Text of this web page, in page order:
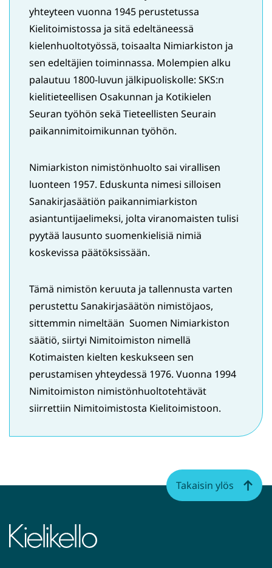
yhteyteen vuonna 1945 perustetussa
Kielitoimistossa ja sitä edeltäneessä
kielenhuoltotyössä, toisaalta Nimiarkiston ja
sen edeltäjien toiminnassa. Molempien alku
palautuu 1800-luvun jälkipuoliskolle: SKS:n
kielitieteellisen Osakunnan ja Kotikielen
Seuran työhön sekä Tieteellisten Seurain
paikannimitoimikunnan työhön.
Nimiarkiston nimistönhuolto sai virallisen
luonteen 1957. Eduskunta nimesi silloisen
Sanakirjasäätiön paikannimiarkiston
asiantuntijaelimeksi, jolta viranomaisten tulisi
pyytää lausunto suomenkielisiä nimiä
koskevissa päätöksissään.
Tämä nimistön keruuta ja tallennusta varten
perustettu Sanakirjasäätön nimistöjaos,
sittemmin nimeltään Suomen Nimiarkiston
säätiö, siirtyi Nimitoimiston nimellä
Kotimaisten kielten keskukseen sen
perustamisen yhteydessä 1976. Vuonna 1994
Nimitoimiston nimistönhuoltotehtävät
siirrettiin Nimitoimistosta Kielitoimistoon.
Takaisin ylös